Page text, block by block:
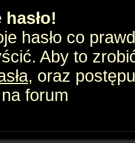
hasło co
Aby to
, oraz
forum